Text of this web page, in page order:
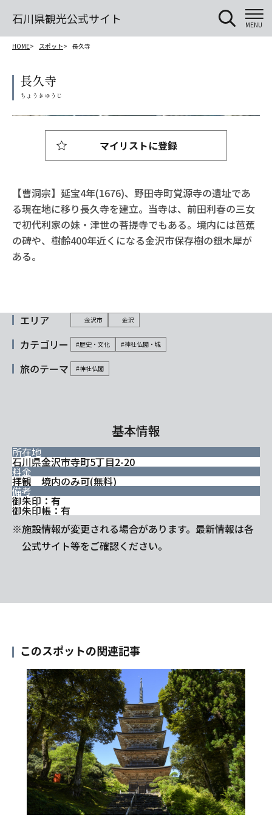
石川県観光公式サイト MENU
HOME スポット 長久寺
長久寺
【曹洞宗】延宝4年(1676)、野田寺町覚源寺の遺址であ
る現在地に移り長久寺を建立。当寺は、前田利春の三女
で初代利家の妹・津世の菩提寺でもある。境内には芭蕉
の碑や、樹齢400年近くになる金沢市保存樹の銀木犀が
ある。
マイリストに登録
エリア 金沢市 金沢
カテゴリー #歴史・文化 #神社仏閣・城
旅のテーマ #神社仏閣
基本情報
所在地
石川県金沢市寺町5丁目2-20
料金
拝観 境内のみ可(無料)
備考
御朱印：有
御朱印帳：有
※施設情報が変更される場合があります。最新情報は各
公式サイト等をご確認ください。
このスポットの関連記事